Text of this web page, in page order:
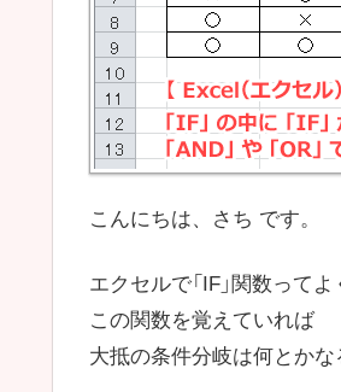
こんにちは、さち です。
エクセルで「IF」関数って
この関数を覚えていれば
大抵の条件分岐は何とかな